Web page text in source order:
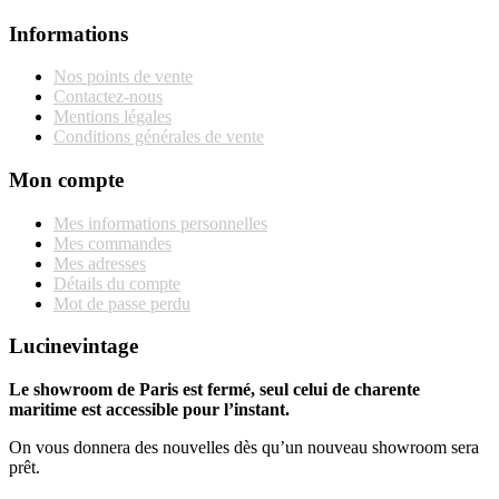
Informations
Nos points de vente
Contactez-nous
Mentions légales
Conditions générales de vente
Mon compte
Mes informations personnelles
Mes commandes
Mes adresses
Détails du compte
Mot de passe perdu
Lucinevintage
Le showroom de Paris est fermé, seul celui de charente
maritime est accessible pour l’instant.
On vous donnera des nouvelles dès qu’un nouveau showroom sera
prêt.